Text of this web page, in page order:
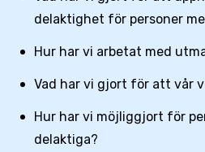
delaktighet för personer
Hur har vi arbetat med
Vad har vi gjort för att vår
Hur har vi möjliggjort för
delaktiga?